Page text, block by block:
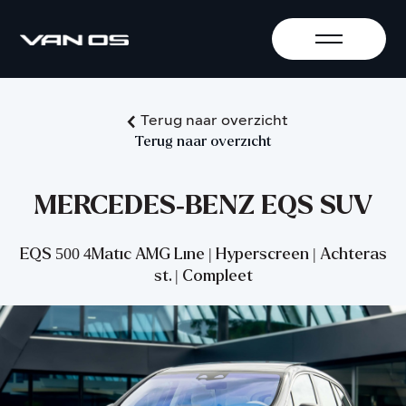
Terug naar overzicht
Terug naar overzicht
MERCEDES-BENZ EQS SUV
EQS 500 4Matic AMG Line | Hyperscreen | Achteras
st. | Compleet